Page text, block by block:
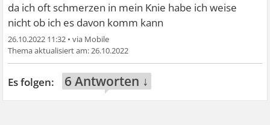
da ich oft schmerzen in mein Knie habe ich weise
nicht ob ich es davon komm kann
26.10.2022 11:32 •
26.10.2022
6 Antworten ↓